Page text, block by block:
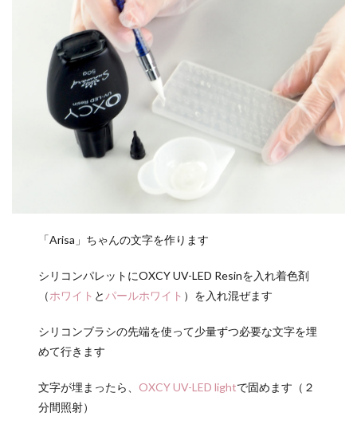
「Arisa」ちゃんの文字を作ります
シリコンパレットにOXCY UV-LED Resinを入れ着色剤
（ホワイト と パールホワイト ）を入れ混ぜます
シリコンブラシの先端を使って少量ずつ必要な文字を埋
めて行きます
文字が埋まったら、 OXCY UV-LED lightで固めます（２
分間照射）